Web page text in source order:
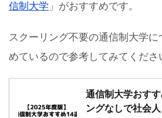
信制大学 」がおすすめです。
スクーリング不要の通信制大学に
めているので参考してみてくださ
通信制大学おす
ングなしで社会人